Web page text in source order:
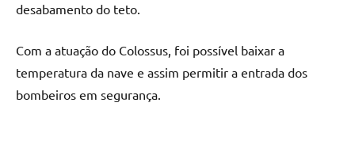
desabamento do teto.
Com a atuação do Colossus, foi possível baixar a
temperatura da nave e assim permitir a entrada dos
bombeiros em segurança.